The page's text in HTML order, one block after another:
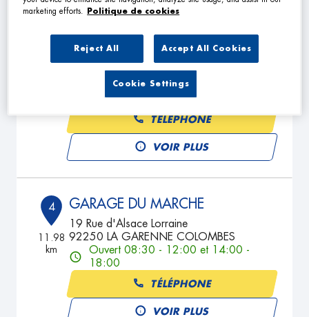
GARAGE DU CENTRE
94130 NOGENT SUR MARNE
Ouvert 09:00 - 13:00 et 14:00 -
19:00
TÉLÉPHONE
VOIR PLUS
4
11.98
km
GARAGE DU MARCHE
19 Rue d'Alsace Lorraine
92250 LA GARENNE COLOMBES
Ouvert 08:30 - 12:00 et 14:00 -
18:00
TÉLÉPHONE
VOIR PLUS
marketing efforts.
Politique de cookies
Reject All Accept All Cookies
Cookie Settings